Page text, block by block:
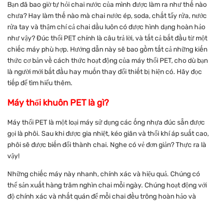
Bạn đã bao giờ tự hỏi chai nước của mình được làm ra như thế nào
chưa? Hay làm thế nào mà chai nước ép, soda, chất tẩy rửa, nước
rửa tay và thậm chí cả chai dầu luôn có được hình dạng hoàn hảo
như vậy? Đúc thổi PET chính là câu trả lời, và tất cả bắt đầu từ một
chiếc máy phù hợp. Hướng dẫn này sẽ bao gồm tất cả những kiến ​​
thức cơ bản về cách thức hoạt động của máy thổi PET, cho dù bạn
là người mới bắt đầu hay muốn thay đổi thiết bị hiện có. Hãy đọc
tiếp để tìm hiểu thêm.
Máy thổi khuôn PET là gì?
Máy thổi PET là một loại máy sử dụng các ống nhựa đúc sẵn được
gọi là phôi. Sau khi được gia nhiệt, kéo giãn và thổi khí áp suất cao,
phôi sẽ được biến đổi thành chai. Nghe có vẻ đơn giản? Thực ra là
vậy!
Những chiếc máy này nhanh, chính xác và hiệu quả. Chúng có
thể sản xuất hàng trăm nghìn chai mỗi ngày. Chúng hoạt động với
độ chính xác và nhất quán để mỗi chai đều trông hoàn hảo và